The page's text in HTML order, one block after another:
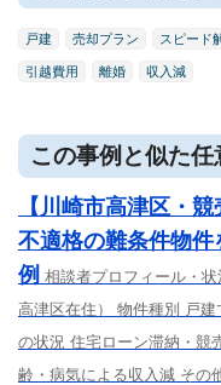
戸建 売却プラン スピード
引越費用 離婚 収入減
この事例と似た
【川崎市高津区・
不適格の難条件物
例 相談者プロフィール・
高津区在住） 物件種別 戸
の状況 住宅ローン滞納・競
齢・病気による収入減 その